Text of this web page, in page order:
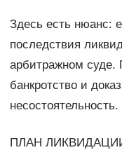
Здесь есть нюанс:
последствия
арбитражном суде.
банкротство и
несостоятельность.
ПЛАН